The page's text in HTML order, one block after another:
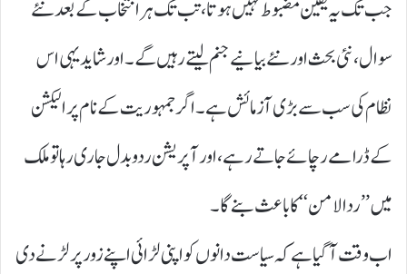
جب تک یہ یقین مضبوط نہیں ہوتا، تب تک ہر انتخاب کے بعد نئے
سوال، نئی بحث اور نئے بیانیے جنم لیتے رہیں گے۔ اور شاید یہی اس
نظام کی سب سے بڑی آزمائش ہے۔ اگر جمہوریت کے نام پر الیکشن
کے ڈرامے رچائے جاتے رہے، اور آپریشن ردوبدل جاری رہا تو ملک
میں ’’ ردالامن ‘‘ کا باعث بنے گا۔
اب وقت آ گیا ہے کہ سیاست دانوں کو اپنی لڑائی اپنے زور پر لڑنے دی